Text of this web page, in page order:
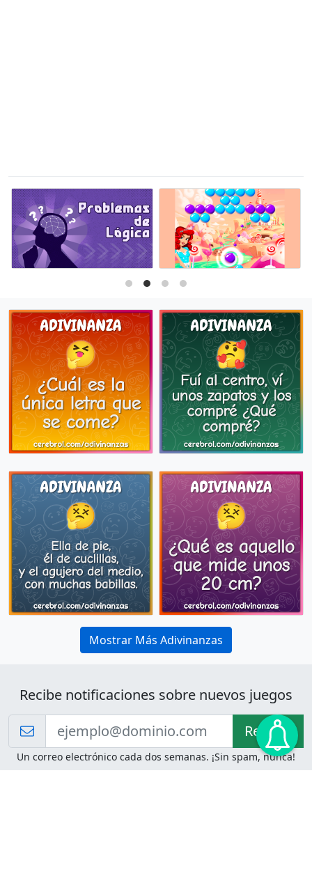
Mostrar Más Adivinanzas
Recibe notificaciones sobre nuevos juegos
Recibir!
Un correo electrónico cada dos semanas. ¡Sin spam, nunca!